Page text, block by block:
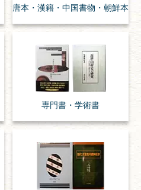
唐本・漢籍・ 中国書物・朝鮮本
専門書・ 学術書